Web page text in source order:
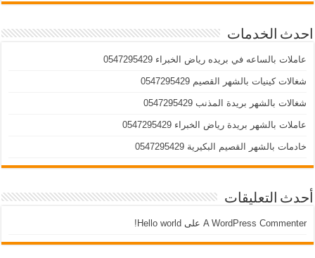
احدث الخدمات
عاملات بالساعه في بريده رياض الخبراء 0547295429
شغالات كينيات بالشهر القصيم 0547295429
شغالات بالشهر بريدة المذنب 0547295429
عاملات بالشهر بريدة رياض الخبراء 0547295429
خادمات بالشهر القصيم البكيرية 0547295429
أحدث التعليقات
A WordPress Commenter على Hello world!